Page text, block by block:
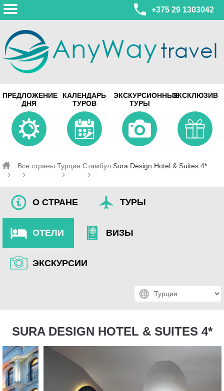
+375 29 1303042
ул. Леонида Беды, 45-547
смотреть на карте
МИНСК
Турагентство Coral Travel
ул. Притыцкого 156/1 пом.37
ул. Скрыганова 4б пом.487
ПРЕДЛОЖЕНИЕ
ДНЯ
КАЛЕНДАРЬ
ТУРОВ
ЭКСКУРСИОННЫЕ
ТУРЫ
ЭКСКЛЮЗИВ
Все страны Турция Стамбул Sura Design Hotel & Suites 4*
О СТРАНЕ ТУРЫ
ОТЕЛИ ВИЗЫ
ЭКСКУРСИИ
SURA DESIGN HOTEL & SUITES 4*